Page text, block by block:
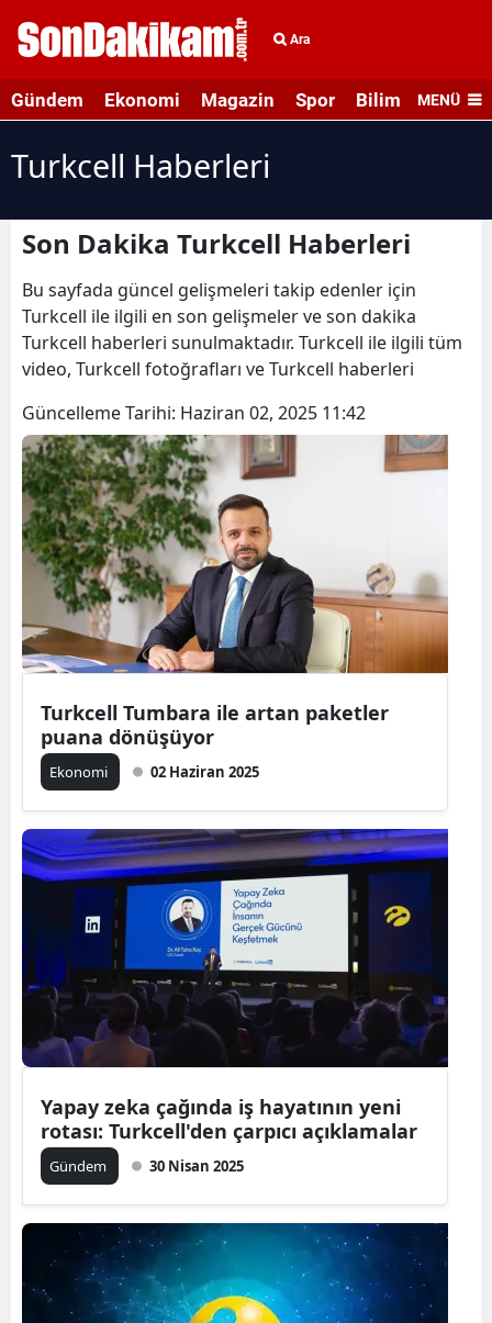
Ara
Gündem Ekonomi Magazin Spor Bilim veMENÜ
Turkcell Haberleri
Son Dakika Turkcell Haberleri
Bu sayfada güncel gelişmeleri takip edenler için
Turkcell ile ilgili en son gelişmeler ve son dakika
Turkcell haberleri sunulmaktadır. Turkcell ile ilgili tüm
video, Turkcell fotoğrafları ve Turkcell haberleri
Güncelleme Tarihi: Haziran 02, 2025 11:42
Turkcell Tumbara ile artan paketler
puana dönüşüyor
Ekonomi 02 Haziran 2025
Yapay zeka çağında iş hayatının yeni
rotası: Turkcell'den çarpıcı açıklamalar
Gündem 30 Nisan 2025